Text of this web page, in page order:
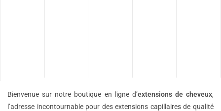
Bienvenue sur notre boutique en ligne d’extensions decheveux,
l’adresse incontournable pour des extensions capillaires de qualité